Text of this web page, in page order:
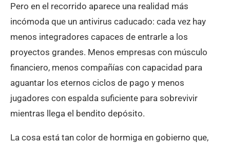
Pero en el recorrido aparece una realidad más
incómoda que un antivirus caducado: cada vez hay
menos integradores capaces de entrarle a los
proyectos grandes. Menos empresas con músculo
financiero, menos compañías con capacidad para
aguantar los eternos ciclos de pago y menos
jugadores con espalda suficiente para sobrevivir
mientras llega el bendito depósito.
La cosa está tan color de hormiga en gobierno que,